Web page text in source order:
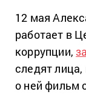
12 мая
работает в
коррупции,
следят
о ней фильм